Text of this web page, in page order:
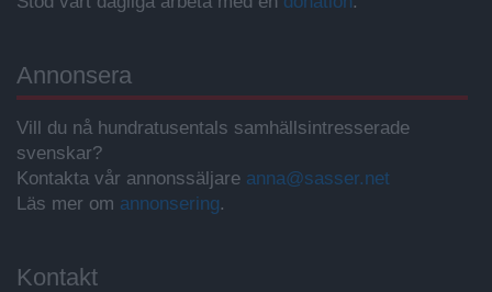
Annonsera
Vill du nå hundratusentals samhällsintresserade
svenskar?
Kontakta vår annonssäljare anna@sasser.net
Läs mer om annonsering.
Kontakt